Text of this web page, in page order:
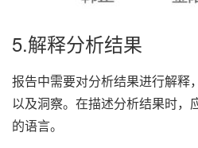
5.解释分析结果
报告中需要对分析结果进行解释
以及洞察。在描述分析结果时，
的语言。